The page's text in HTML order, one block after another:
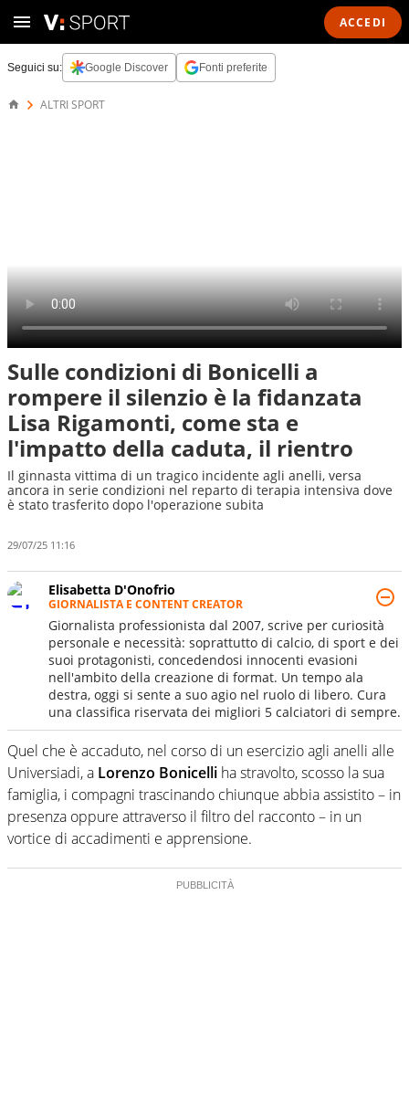
ACCEDI
Seguici su: Google Discover Fonti preferite
ALTRI SPORT
Sulle condizioni di Bonicelli a
rompere il silenzio è la fidanzata
Lisa Rigamonti, come sta e
l'impatto della caduta, il rientro
Il ginnasta vittima di un tragico incidente agli anelli, versa
ancora in serie condizioni nel reparto di terapia intensiva dove
è stato trasferito dopo l'operazione subita
29/07/25 11:16
Elisabetta D'Onofrio
GIORNALISTA E CONTENT CREATOR
Giornalista professionista dal 2007, scrive per curiosità
personale e necessità: soprattutto di calcio, di sport e dei
suoi protagonisti, concedendosi innocenti evasioni
nell'ambito della creazione di format. Un tempo ala
destra, oggi si sente a suo agio nel ruolo di libero. Cura
una classifica riservata dei migliori 5 calciatori di sempre.
Quel che è accaduto, nel corso di un esercizio agli anelli alle
Universiadi, a Lorenzo Bonicelli ha stravolto, scosso la sua
famiglia, i compagni trascinando chiunque abbia assistito – in
presenza oppure attraverso il filtro del racconto – in un
vortice di accadimenti e apprensione.